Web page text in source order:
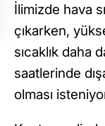
İlimizde hava
çıkarken,
sıcaklık daha
saatlerinde
olması